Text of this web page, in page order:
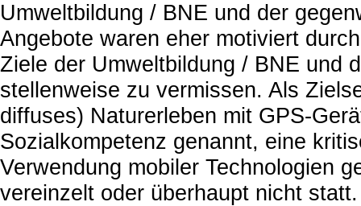
Umweltbildung / BNE und der
Angebote waren eher motiviert
Ziele der Umweltbildung / BNE und
stellenweise zu vermissen. Als
diffuses) Naturerleben mit GPS-
Sozialkompetenz genannt, eine
Verwendung mobiler Technologien
vereinzelt oder überhaupt nicht